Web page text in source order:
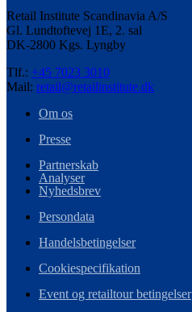
Retail Institute Scandinavia A/S
Gl. Lundtoftevej 1E, 2. sal
DK-2800 Kgs. Lyngby
Tlf.: +45 7023 3010
Mail: retail@retailinstitute.dk
Om os
Presse
Partnerskab
Analyser
Nyhedsbrev
Persondata
Handelsbetingelser
Cookiespecifikation
Event og retailtour betingelser